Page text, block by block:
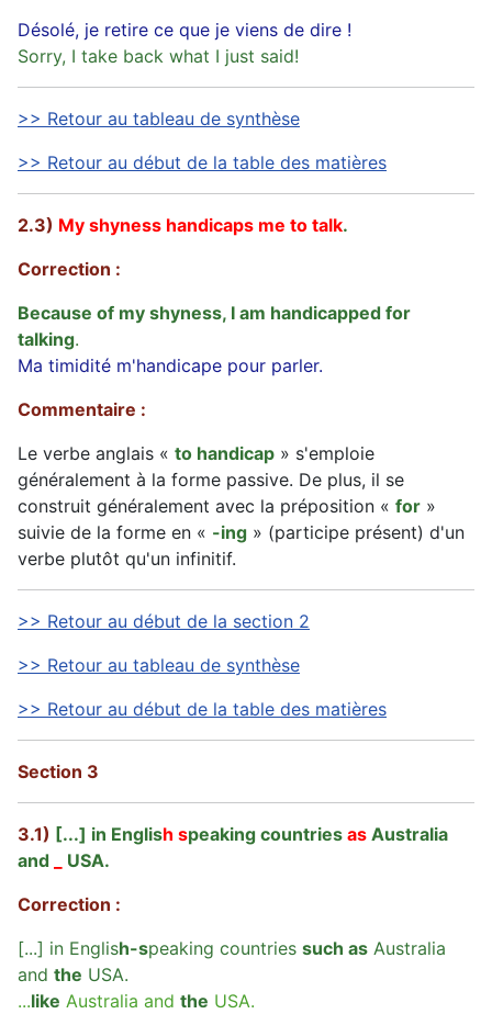
Désolé, je retire ce que je viens de dire !
Sorry, I take back what I just said!
>> Retour au tableau de synthèse
>> Retour au début de la table des matières
2.3) My shyness handicaps me to talk.
Correction :
Because of my shyness, I am handicapped for
talking.
Ma timidité m'handicape pour parler.
Commentaire :
Le verbe anglais « to handicap » s'emploie
généralement à la forme passive. De plus, il se
construit généralement avec la préposition « for »
suivie de la forme en « -ing » (participe présent) d'un
verbe plutôt qu'un infinitif.
>> Retour au début de la section 2
>> Retour au tableau de synthèse
>> Retour au début de la table des matières
Section 3
3.1) [...] in English speaking countries as Australia
and
USA.
Correction :
[...] in English-speaking countries such as Australia
and the USA.
...like Australia and the USA.